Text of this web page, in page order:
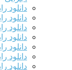
دانلود
دانلود
دانلود
دانلود
دانلود
دانلود
دانلود